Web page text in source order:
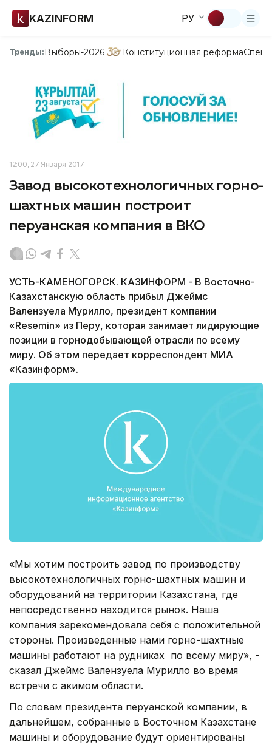
KAZINFORM РУ
Тренды:Выборы-2026 Конституционная реформа
12:00, 27 Января 2017
Завод высокотехнологичных горно-
шахтных машин построит
перуанская компания в ВКО
УСТЬ-КАМЕНОГОРСК. КАЗИНФОРМ - В Восточно-
Казахстанскую область прибыл Джеймс
Валензуела Мурилло, президент компании
«Resemin» из Перу, которая занимает лидирующие
позиции в горнодобывающей отрасли по всему
миру. Об этом передает корреспондент МИА
«Казинформ».
«Мы хотим построить завод по производству
высокотехнологичных горно-шахтных машин и
оборудований на территории Казахстана, где
непосредственно находится рынок. Наша
компания зарекомендовала себя с положительной
стороны. Произведенные нами горно-шахтные
машины работают на рудниках по всему миру», -
сказал Джеймс Валензуела Мурилло во время
встречи с акимом области.
По словам президента перуанской компании, в
дальнейшем, собранные в Восточном Казахстане
машины и оборудование будут ориентированы